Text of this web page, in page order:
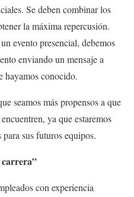
Se deben combinar los
la máxima repercusión.
evento presencial, debemos
enviando un mensaje a
hayamos conocido.
seamos más propensos a que
ya que estaremos
sus futuros equipos.
con experiencia